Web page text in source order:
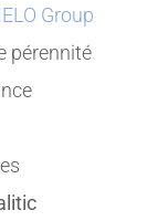
IELO Group
pérennité